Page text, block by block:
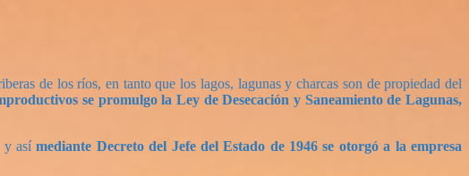
de los ríos, en tanto que los lagos, lagunas y charcas son de propiedad del
se promulgo la Ley de Desecación y Saneamiento de Lagunas,
y asímediante Decreto del Jefe del Estado de 1946 se otorgó a la empresa